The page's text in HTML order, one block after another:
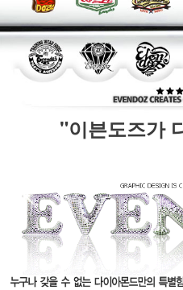
"이븐도즈가